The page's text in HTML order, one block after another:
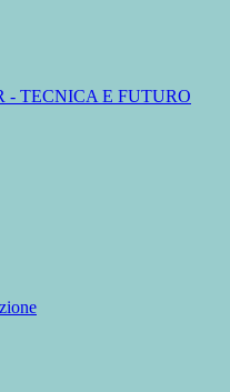
- TECNICA E FUTURO